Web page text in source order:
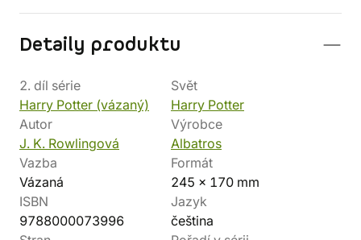
Detaily produktu
2. díl série
Harry Potter (vázaný)
Svět
Harry Potter
Autor
J. K. Rowlingová
Výrobce
Albatros
Vazba
Vázaná
Formát
245 x 170 mm
ISBN
9788000073996
Jazyk
čeština